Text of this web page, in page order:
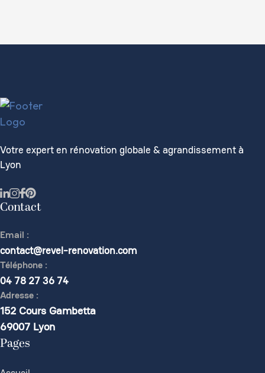
Votre expert en rénovation globale & agrandissement à
Lyon
Contact
Email :
contact@revel-renovation.com
Téléphone :
04 78 27 36 74
Adresse :
152 Cours Gambetta
69007 Lyon
Pages